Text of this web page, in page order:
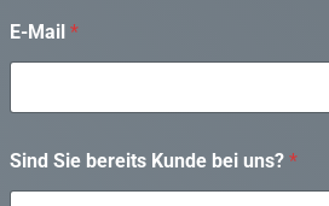
E-Mail *
Sind Sie bereits Kunde bei uns? *